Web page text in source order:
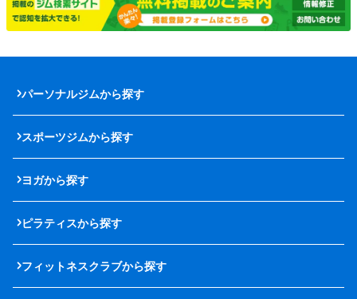
パーソナルジムから探す
スポーツジムから探す
ヨガから探す
ピラティスから探す
フィットネスクラブから探す